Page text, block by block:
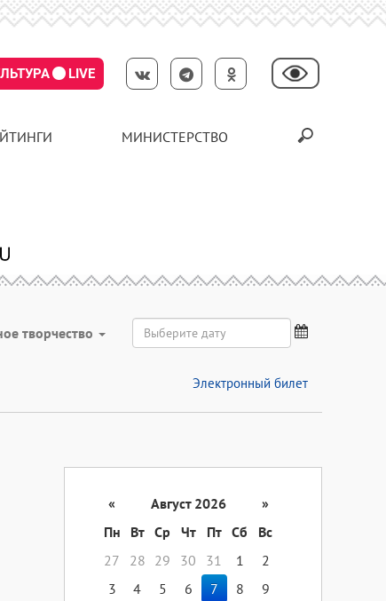
LIVE
МИНИСТЕРСТВО
творчество
Электронный билет
« Август 2026
»
Пн
Вт Ср Чт Пт Сб
Вс
27
28 29 30 31 1
2
3
4 5 6 7 8
9